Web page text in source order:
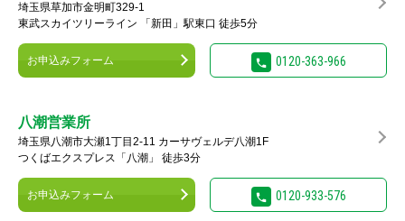
埼玉県草加市金明町329-1
東武スカイツリーライン 「新田」駅東口 徒歩5分
お申込みフォーム 0120-363-966
八潮営業所
埼玉県八潮市大瀬1丁目2-11 カーサヴェルデ八潮1F
つくばエクスプレス「八潮」 徒歩3分
お申込みフォーム 0120-933-576